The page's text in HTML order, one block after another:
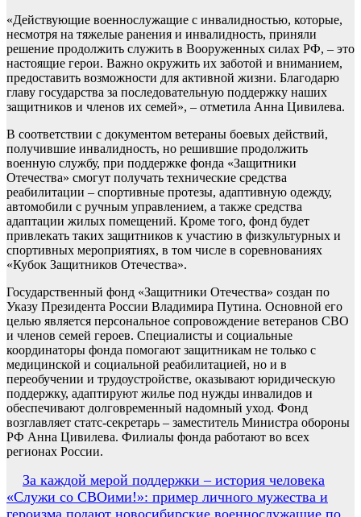
«Действующие военнослужащие с инвалидностью, которые,
несмотря на тяжелые ранения и инвалидность, приняли
решение продолжить служить в Вооруженных силах РФ, – это
настоящие герои. Важно окружить их заботой и вниманием,
предоставить возможности для активной жизни. Благодарю
главу государства за последовательную поддержку наших
защитников и членов их семей», – отметила Анна Цивилева.
В соответствии с документом ветераны боевых действий,
получившие инвалидность, но решившие продолжить
военную службу, при поддержке фонда «Защитники
Отечества» смогут получать технические средства
реабилитации – спортивные протезы, адаптивную одежду,
автомобили с ручным управлением, а также средства
адаптации жилых помещений. Кроме того, фонд будет
привлекать таких защитников к участию в физкультурных и
спортивных мероприятиях, в том числе в соревнованиях
«Кубок Защитников Отечества».
Государственный фонд «Защитники Отечества» создан по
Указу Президента России Владимира Путина. Основной его
целью является персональное сопровождение ветеранов СВО
и членов семей героев. Специалисты и социальные
координаторы фонда помогают защитникам не только с
медицинской и социальной реабилитацией, но и в
переобучении и трудоустройстве, оказывают юридическую
поддержку, адаптируют жилье под нужды инвалидов и
обеспечивают долговременный надомный уход. Фонд
возглавляет статс-секретарь – заместитель Министра обороны
РФ Анна Цивилева. Филиалы фонда работают во всех
регионах России.
Навигация
по
За каждой мерой поддержки – история человека
«Служи со СВОими!»: пример личного мужества и
героизма подают новосибирские военнослужащие по